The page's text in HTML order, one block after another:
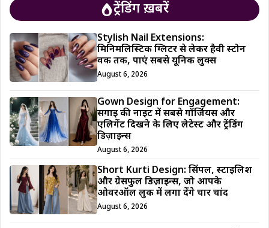
ट्रेंडिंग ख़बरें
Stylish Nail Extensions:
मिनिमलिस्टिक ग्लिटर से लेकर हैवी स्टोन
वर्क तक, पाएं सबसे यूनिक लुक्स
August 6, 2026
Gown Design for Engagement:
सगाई की नाइट में सबसे गॉर्जियस और
एलिगेंट दिखने के लिए लेटेस्ट और ट्रेंडिंग
डिज़ाइन्स
August 6, 2026
Short Kurti Design: सिंपल, स्टाइलिश
और ग्रेसफुल डिज़ाइन्स, जो आपके
ओवरऑल लुक में लगा देंगे चार चांद
August 6, 2026